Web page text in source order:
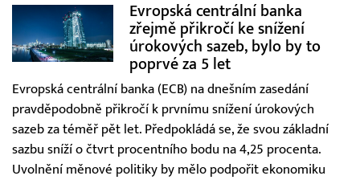
Evropská centrální banka
zřejmě přikročí ke snížení
úrokových sazeb, bylo by to
poprvé za 5 let
Evropská centrální banka (ECB) na dnešním zasedání
pravděpodobně přikročí k prvnímu snížení úrokových
sazeb za téměř pět let. Předpokládá se, že svou základní
sazbu sníží o čtvrt procentního bodu na 4,25 procenta.
Uvolnění měnové politiky by mělo podpořit ekonomiku